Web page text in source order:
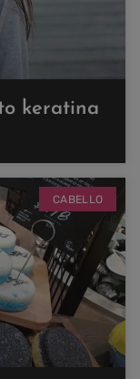
keratina
CABELLO